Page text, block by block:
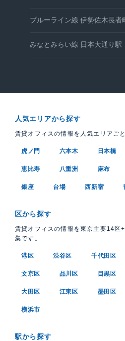
ブルーライン線 伊勢佐木長者
みなとみらい線 日本大通り駅
人気エリアから探す
賃貸オフィスの情報を人気エリアご
虎ノ門 六本木 日本橋
恵比寿 八重洲 麻布
銀座 台場 西新宿
区から探す
賃貸オフィスの情報を東京主要14区
集です。
港区 渋谷区 千代田区
文京区 品川区 目黒区
大田区 江東区 墨田区
横浜市
駅から探す